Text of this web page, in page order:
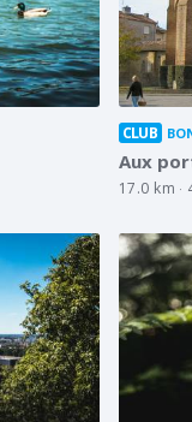
CLUB
Aux
17.0 km